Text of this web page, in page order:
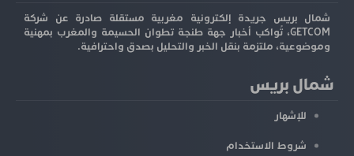
شمال بريس جريدة إلكترونية مغربية مستقلة صادرة عن شركة
GETCOM، تُواكب أخبار جهة طنجة تطوان الحسيمة والمغرب بمهنية
وموضوعية، ملتزمة بنقل الخبر والتحليل بصدق واحترافية.
شمال بريس
للإشهار
شروط الاستخدام